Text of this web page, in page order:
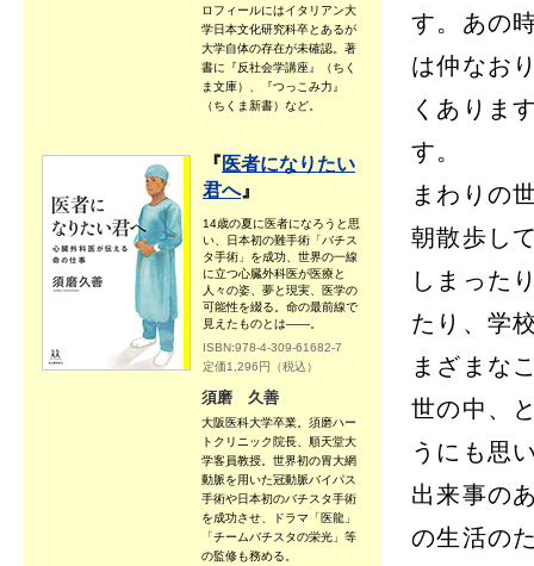
ロフィールにはイタリアン大
学日本文化研究科卒とあるが
大学自体の存在が未確認。著
書に『反社会学講座』（ちく
ま文庫）、『つっこみ力』
（ちくま新書）など。
『 医者になりたい
君へ』
14歳の夏に医者になろうと思
い、日本初の難手術「バチス
タ手術」を成功、世界の一線
に立つ心臓外科医が医療と
人々の姿、夢と現実、医学の
可能性を綴る。命の最前線で
見えたものとは――。
ISBN:978-4-309-61682-7
定価1,296円（税込）
須磨 久善
大阪医科大学卒業。須磨ハー
トクリニック院長、順天堂大
学客員教授。世界初の胃大網
動脈を用いた冠動脈バイパス
手術や日本初のバチスタ手術
を成功させ、ドラマ「医龍」
「チームバチスタの栄光」等
の監修も務める。
す。あの
は仲なお
くありま
す。
まわりの
朝散歩し
しまった
たり、学
まざまな
世の中、
うにも思
出来事の
の生活の